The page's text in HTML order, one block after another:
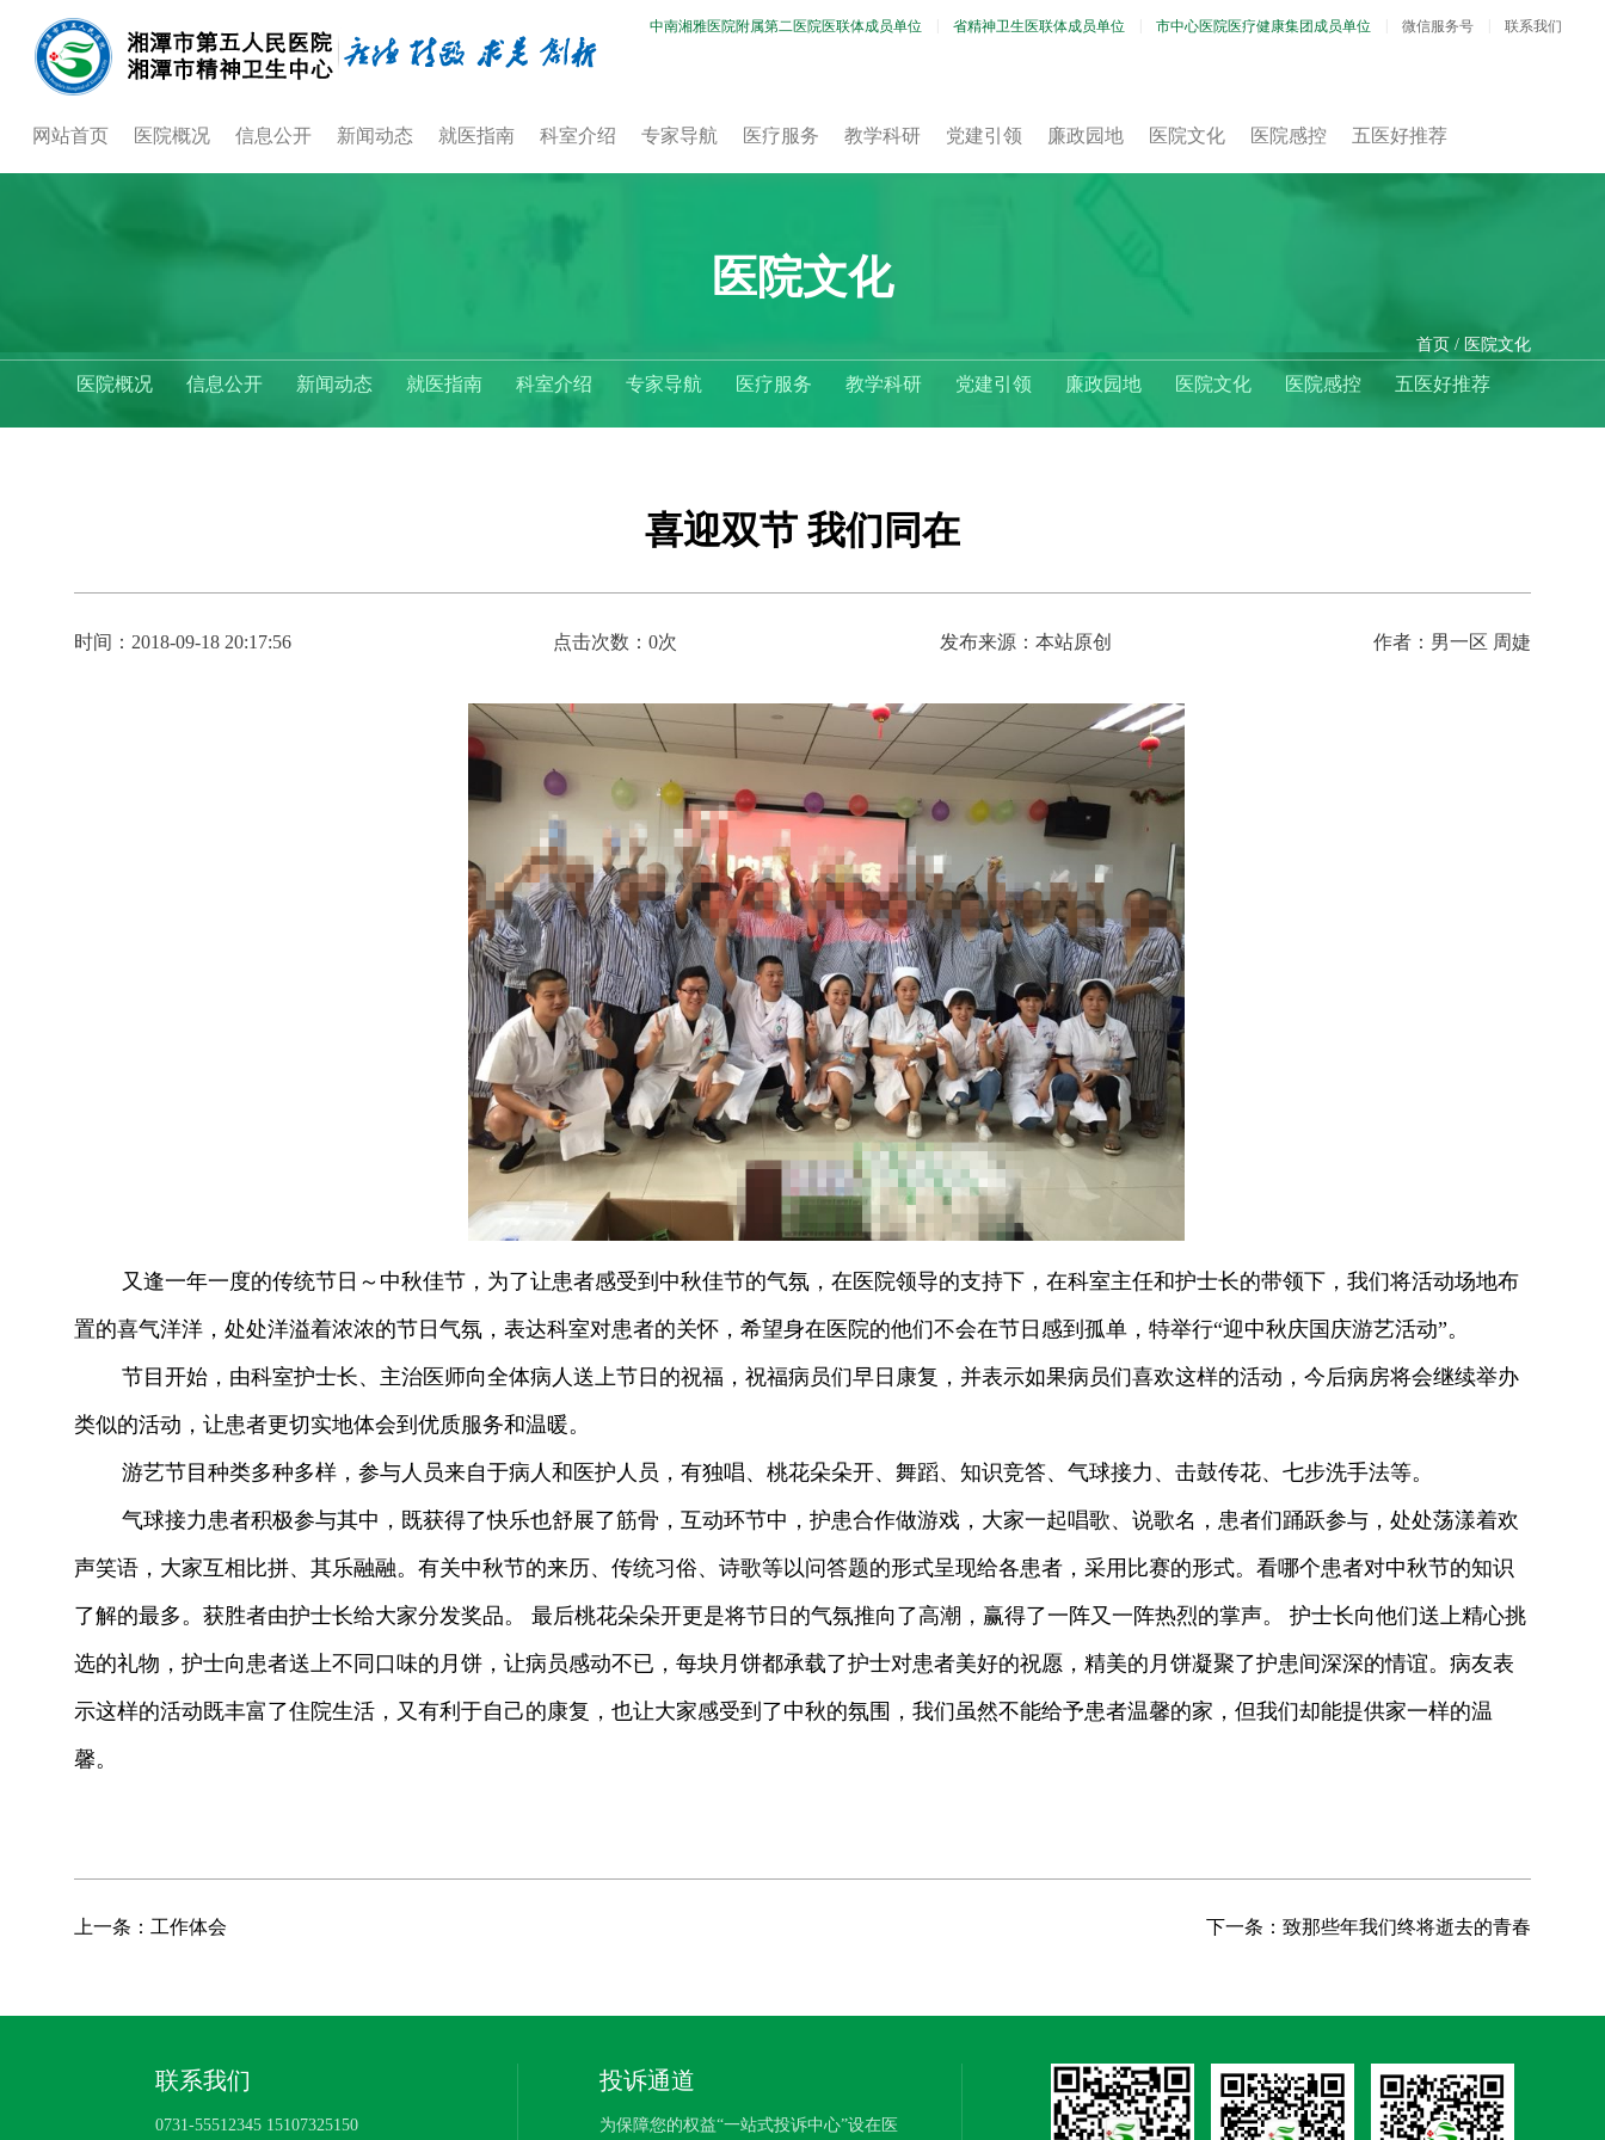
中南湘雅医院附属第二医院医联体成员单位 省精神卫生医联体成员单位 市中心医院医疗健康集团成员单位 微信服务号 联系我们
网站首页 医院概况 信息公开 新闻动态 就医指南 科室介绍 专家导航 医疗服务 教学科研 党建引领 廉政园地 医院文化 医院感控 五医好推荐
医院文化
首页 医院文化
医院概况 信息公开 新闻动态 就医指南 科室介绍 专家导航 医疗服务 教学科研 党建引领 廉政园地 医院文化 医院感控 五医好推荐
喜迎双节 我们同在
时间：2018-09-18 20:17:56 点击次数：0次 发布来源：本站原创 作者：男一区 周婕
又逢一年一度的传统节日～中秋佳节，为了让患者感受到中秋佳节的气氛，在医院领导的支持下，在科室主任和护士长的带领下，我们将活动场地布
置的喜气洋洋，处处洋溢着浓浓的节日气氛，表达科室对患者的关怀，希望身在医院的他们不会在节日感到孤单，特举行“迎中秋庆国庆游艺活动”。
节目开始，由科室护士长、主治医师向全体病人送上节日的祝福，祝福病员们早日康复，并表示如果病员们喜欢这样的活动，今后病房将会继续举办
类似的活动，让患者更切实地体会到优质服务和温暖。
游艺节目种类多种多样，参与人员来自于病人和医护人员，有独唱、桃花朵朵开、舞蹈、知识竞答、气球接力、击鼓传花、七步洗手法等。
气球接力患者积极参与其中，既获得了快乐也舒展了筋骨，互动环节中，护患合作做游戏，大家一起唱歌、说歌名，患者们踊跃参与，处处荡漾着欢
声笑语，大家互相比拼、其乐融融。有关中秋节的来历、传统习俗、诗歌等以问答题的形式呈现给各患者，采用比赛的形式。看哪个患者对中秋节的知识
了解的最多。获胜者由护士长给大家分发奖品。 最后桃花朵朵开更是将节日的气氛推向了高潮，赢得了一阵又一阵热烈的掌声。 护士长向他们送上精心挑
选的礼物，护士向患者送上不同口味的月饼，让病员感动不已，每块月饼都承载了护士对患者美好的祝愿，精美的月饼凝聚了护患间深深的情谊。病友表
示这样的活动既丰富了住院生活，又有利于自己的康复，也让大家感受到了中秋的氛围，我们虽然不能给予患者温馨的家，但我们却能提供家一样的温
馨。
上一条：工作体会 下一条：致那些年我们终将逝去的青春
联系我们
0731-55512345 15107325150
投诉通道
为保障您的权益“一站式投诉中心”设在医